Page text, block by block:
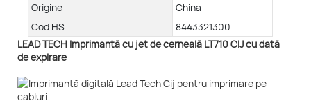
Origine
China
Cod HS
8443321300
LEAD TECH Imprimantă cu jet de cerneală LT710 CIJ cu dată
de expirare